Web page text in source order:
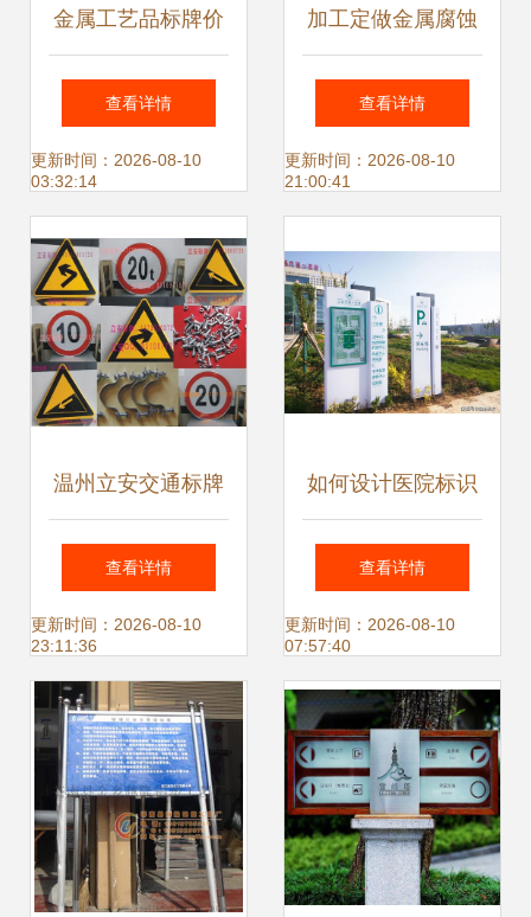
金属工艺品标牌价
格、批发与厂家全
解析 如何选择优质
标识标牌
查看详情
更新时间：2026-08-10
03:32:14
加工定做金属腐蚀
标牌与印刷机械铭
牌 价格、厂家与图
查看详情
更新时间：2026-08-10
21:00:41
温州立安交通标牌
薄利多销与质量双
赢的选择
查看详情
更新时间：2026-08-10
23:11:36
如何设计医院标识
标牌才能最醒目
——从视觉识别到
高效导诊的关键法
则
查看详情
更新时间：2026-08-10
07:57:40